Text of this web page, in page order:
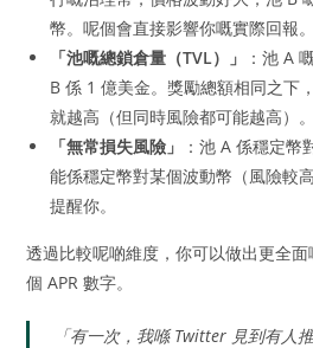
幣。呢個會直接影響你嘅實際回報。
「池嘅總鎖倉量（TVL）」
：池 A
B 係 1 億美金。獎勵總額相同之下
就越高（但同時風險都可能越高）。
「無常損失風險」
：池 A 係穩定幣
能係穩定幣對某個波動幣（風險較
提醒你。
透過比較呢啲維度，你可以做出更全
個 APR 數字。
「有一次，我喺 Twitter 見到有人